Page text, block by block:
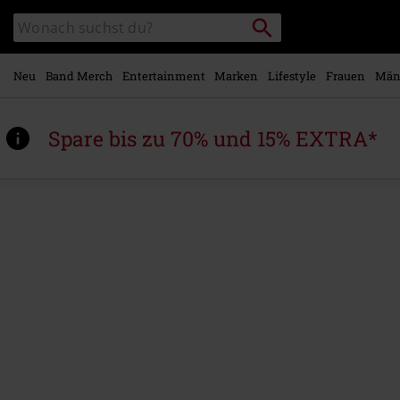
Hauptinhalt
springen
Katalog
durchsuchen
Packstation
suchen
Neu Band Merch Entertainment Marken Lifestyle Frauen
Spare bis zu 70% und 15% EXTRA*